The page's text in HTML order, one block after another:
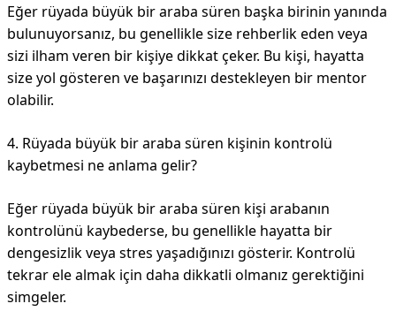
Eğer rüyada büyük bir araba süren başka birinin yanında
bulunuyorsanız, bu genellikle size rehberlik eden veya
sizi ilham veren bir kişiye dikkat çeker. Bu kişi, hayatta
size yol gösteren ve başarınızı destekleyen bir mentor
olabilir.
4. Rüyada büyük bir araba süren kişinin kontrolü
kaybetmesi ne anlama gelir?
Eğer rüyada büyük bir araba süren kişi arabanın
kontrolünü kaybederse, bu genellikle hayatta bir
dengesizlik veya stres yaşadığınızı gösterir. Kontrolü
tekrar ele almak için daha dikkatli olmanız gerektiğini
simgeler.